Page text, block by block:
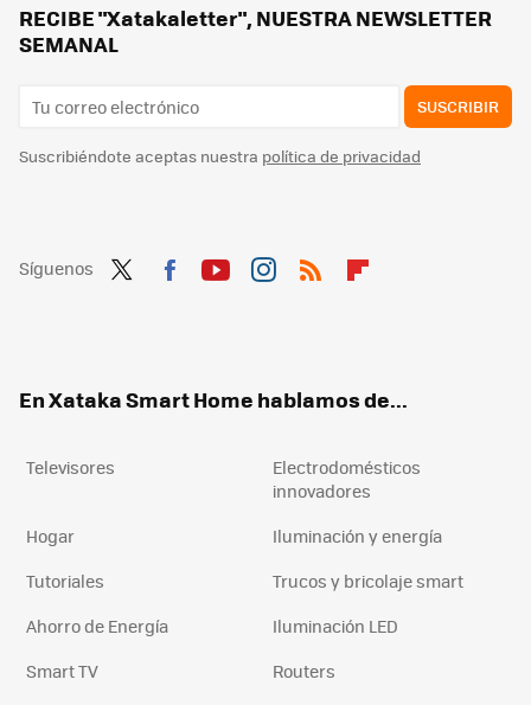
RECIBE "Xatakaletter", NUESTRA NEWSLETTER
SEMANAL
SUSCRIBIR
Suscribiéndote aceptas nuestra política de privacidad
Síguenos
En Xataka Smart Home hablamos de...
Televisores
Electrodomésticos
innovadores
Hogar
Iluminación y energía
Tutoriales
Trucos y bricolaje smart
Ahorro de Energía
Iluminación LED
Smart TV
Routers